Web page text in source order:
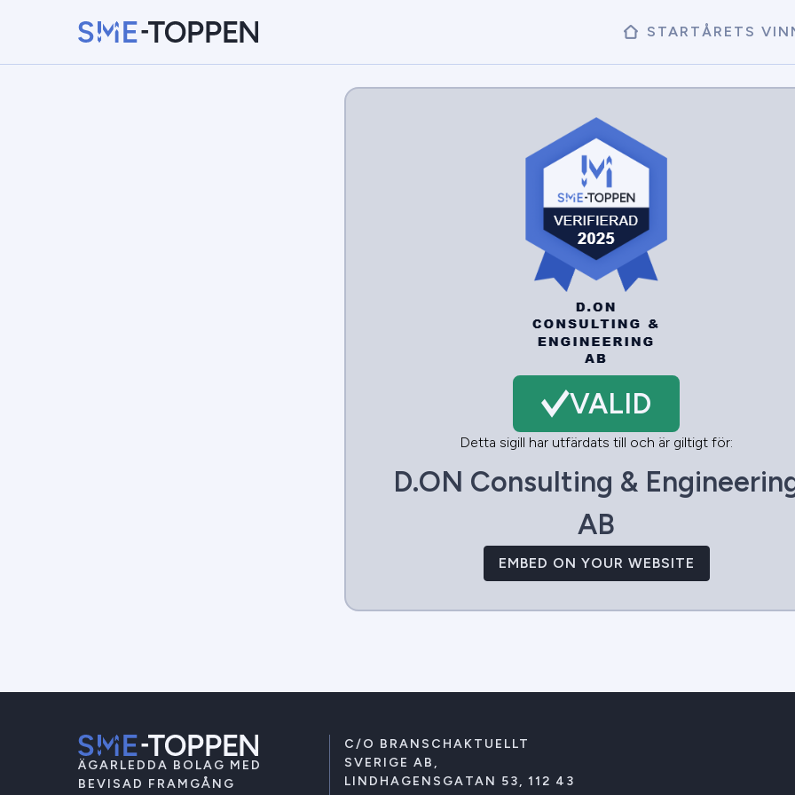
STARTÅRETS
VALID
Detta sigill har utfärdats till och är giltigt för:
D.ON Consulting &
AB
EMBED ON YOUR WEBSITE
ÄGARLEDDA BOLAG MED
BEVISAD FRAMGÅNG
C/O BRANSCHAKTUELLT
SVERIGE AB,
LINDHAGENSGATAN 53, 112 43